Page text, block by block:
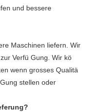
und bessere
Maschinen liefern. Wir
Verfü Gung. Wir kö
wenn grosses Qualitä
stellen oder